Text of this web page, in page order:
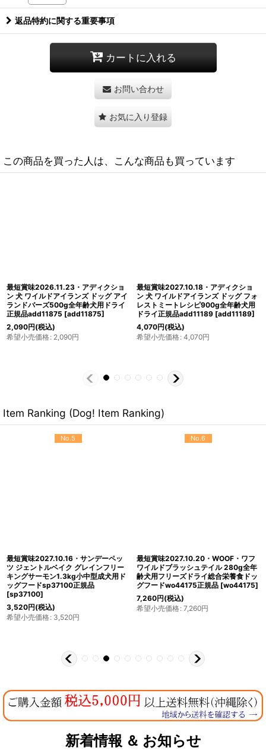
返品特約に関する重要事項
カートに入れる
お問い合わせ
お気に入り登録
この商品を買った人は、こんな商品も買っています
最短賞味2027.7.27・アディクション
犬 ワイルドアイランズ ドッグ ハイラ
ンドミーツ9kg成犬用ドライ正規品
add79182 [add79182]
30,745円(税込)
希望小売価格: 30,745円
最短賞味2027.7.17・アディクション
犬 ワイルドアイランズ ドッグ アイラ
ンドバーズ900g全年齢犬用ドライ正
規品add11882 [add11882]
3,630円(税込)
希望小売価格: 3,630円
Item Ranking (Dog! Item Ranking)
No.5
最短賞味2027.10.16・サンデーペッ
ツ ジェントルベイク グレインフリー
キングサーモン1.3kg小中型成犬用ド
ッグフードsp37100正規品
[sp37100]
3,520円(税込)
希望小売価格: 3,520円
No.6
最短賞味2027.10.20・WOOF・ワフ
ワイルドブラッシュテイル 280g全年
齢犬用フリーズドライ総合栄養食ドッ
グフードwo44175正規品 [wo44175]
7,260円(税込)
希望小売価格: 7,260円
新着情報 ＆ お知らせ